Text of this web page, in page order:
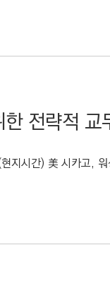
전략적 교
지시간) 美 시카고,